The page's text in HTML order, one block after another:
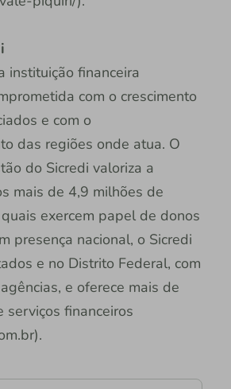
instituição financeira
com o crescimento
e com o
das regiões onde atua. O
do Sicredi valoriza a
mais de 4,9 milhões de
exercem papel de donos
presença nacional, o Sicredi
e no Distrito Federal, com
e oferece mais de
financeiros